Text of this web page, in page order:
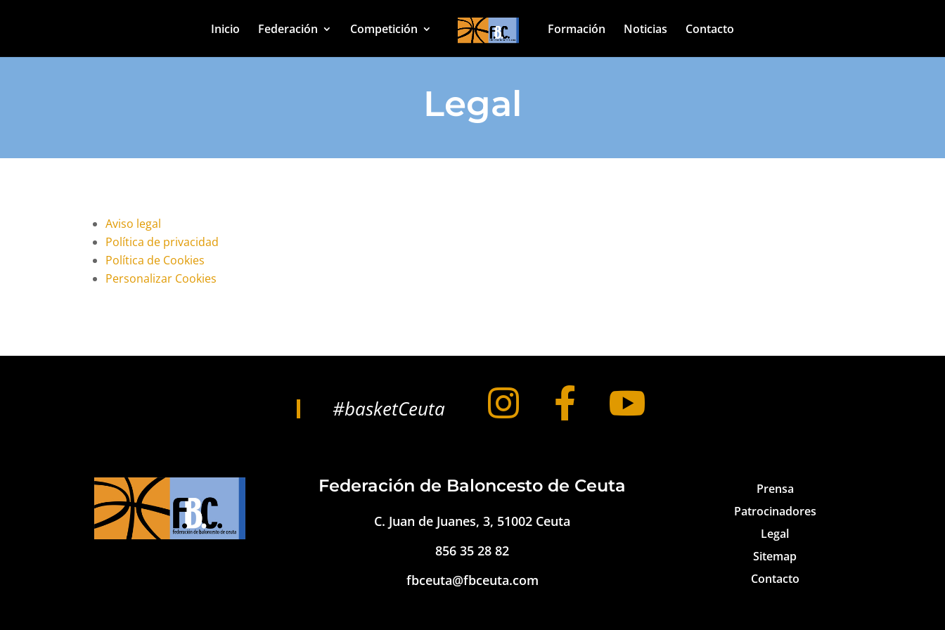
Inicio Federación Competición Formación Noticias Contacto
Legal
Aviso legal
Política de privacidad
Política de Cookies
Personalizar Cookies
#basketCeuta   
Federación de Baloncesto de Ceuta
C. Juan de Juanes, 3, 51002 Ceuta
856 35 28 82
fbceuta@fbceuta.com
Prensa
Patrocinadores
Legal
Sitemap
Contacto